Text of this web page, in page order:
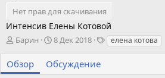
Нет прав для скачивания
Интенсив Елены Котовой
А
т
о
Барин
Д
т
а
8 Дек 2018
Т
и
елена котова
Обзор Обсуждение